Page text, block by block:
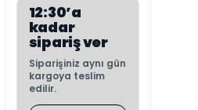
12:30’a
kadar
sipariş ver
Siparişiniz aynı gün
kargoya teslim
edilir.